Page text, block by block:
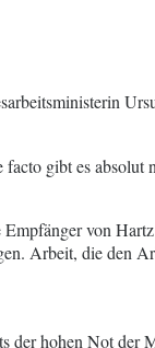
gibt es
von
Arbeit, die den
hohen Not der